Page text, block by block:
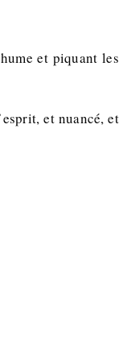
et piquant les
et nuancé, et